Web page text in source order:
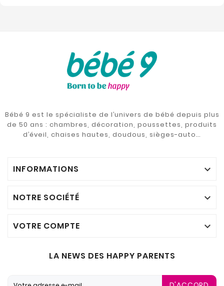
Bébé 9 est le spécialiste de l’univers de bébé depuis plus
de 50 ans : chambres, décoration, poussettes, produits
d’éveil, chaises hautes, doudous, sièges-auto…
INFORMATIONS 
NOTRE SOCIÉTÉ 
VOTRE COMPTE 
LA NEWS DES HAPPY PARENTS